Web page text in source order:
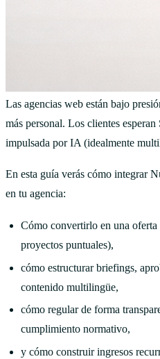
Las agencias web están bajo
más personal. Los clientes
impulsada por IA (idealmente
En esta guía verás cómo integrar
en tu agencia:
Cómo convertirlo en una
proyectos puntuales),
cómo estructurar briefings,
contenido multilingüe,
cómo regular de forma
cumplimiento normativo,
y cómo construir ingresos